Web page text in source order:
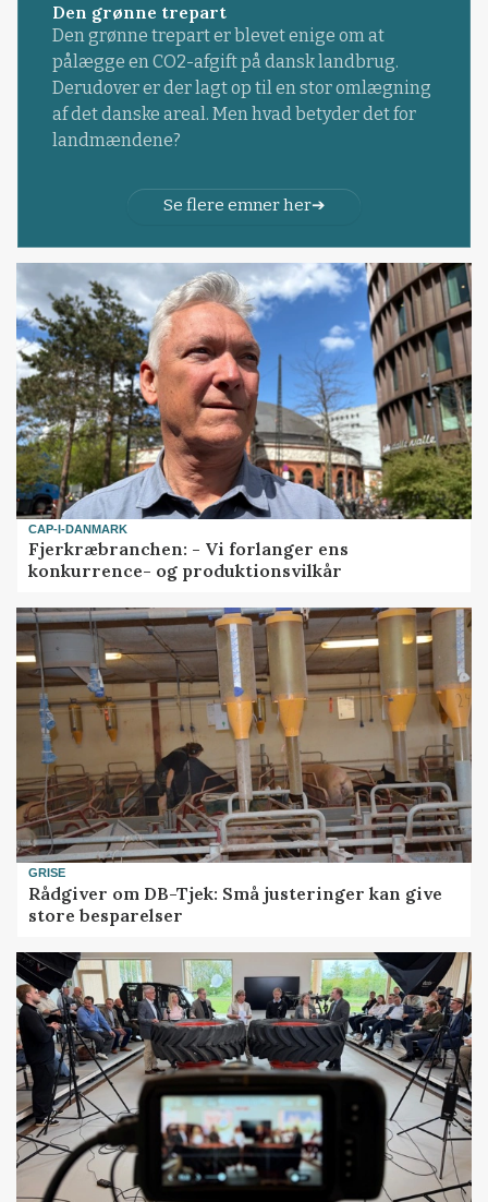
Den grønne trepart
Den grønne trepart er blevet enige om at
pålægge en CO2-afgift på dansk landbrug.
Derudover er der lagt op til en stor omlægning
af det danske areal. Men hvad betyder det for
landmændene?
Se flere emner her
CAP-I-DANMARK
Fjerkræbranchen: - Vi forlanger ens
konkurrence- og produktionsvilkår
GRISE
Rådgiver om DB-Tjek: Små justeringer kan give
store besparelser